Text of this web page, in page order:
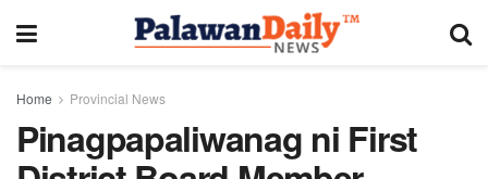
Home Provincial News
Pinagpapaliwanag ni First